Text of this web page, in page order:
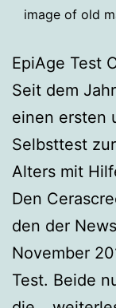
image of old
EpiAge Test
Seit dem
einen ersten
Selbsttest
Alters mit
Den
den der
November
Test. Beide